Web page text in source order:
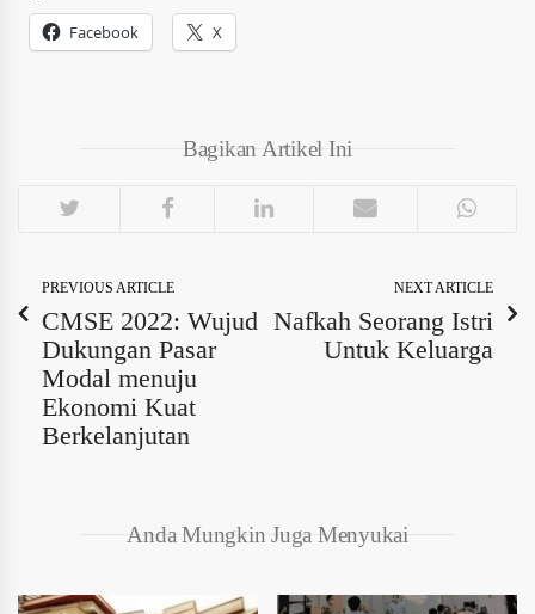
Facebook X
Bagikan Artikel Ini
PREVIOUS ARTICLE
CMSE 2022: Wujud
Dukungan Pasar
Modal menuju
Ekonomi Kuat
Berkelanjutan
NEXT ARTICLE
Nafkah Seorang Istri
Untuk Keluarga
Anda Mungkin Juga Menyukai